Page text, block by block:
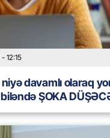
- 12:15
niyə davamlı olaraq
ŞOKA